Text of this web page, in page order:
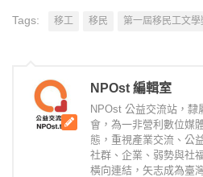
Tags: 移工 移民 第一屆移民工文學
NPOst 編輯室
NPOst 公益交流站，隸
會，為一非營利數位媒
態，重視產業交流、公
社群、企業、弱勢與社
橫向連結，矢志成為臺